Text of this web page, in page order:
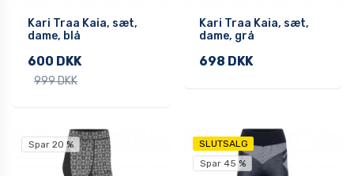
Kari Traa Kaia, sæt,
dame, blå
600 DKK
999 DKK
Kari Traa Kaia, sæt,
dame, grå
698 DKK
Spar 20 %
SLUTSALG
Spar 45 %